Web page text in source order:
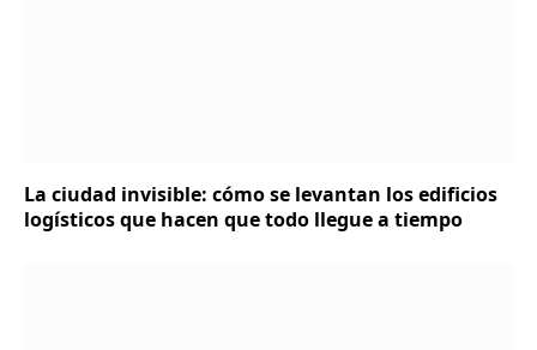
La ciudad invisible: cómo se levantan los edificios
logísticos que hacen que todo llegue a tiempo